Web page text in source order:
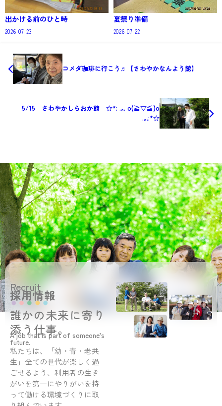
出かける前のひと時
2026-07-23
夏祭り準備
2026-07-22
コメダ珈琲に行こう♬【さわやかなんよう館】
5/15 さわやかしらおか館 ☆*: .｡. o(≧▽≦)o
.｡.:*☆
Recruit
採用情報
誰かの未来に寄り
添う仕事。
A job that is part of someone’s
future.
私たちは、「幼・青・老共
生」全ての世代が楽しく過
ごせるよう、利用者の生き
がいを第一にやりがいを持
って働ける環境づくりに取